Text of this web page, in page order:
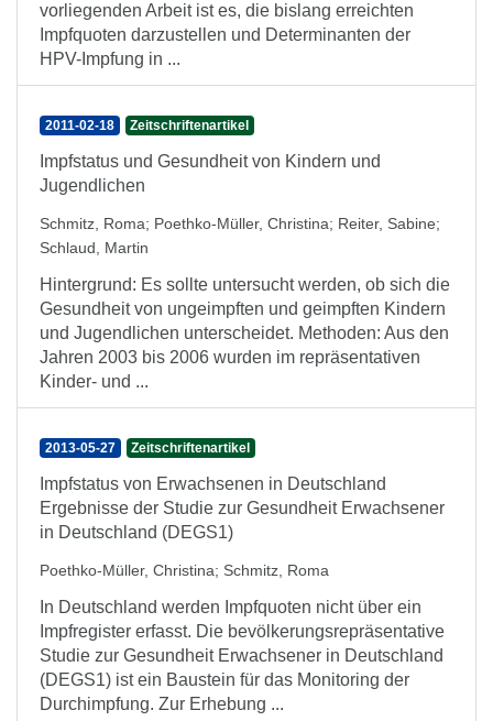
vorliegenden Arbeit ist es, die bislang erreichten
Impfquoten darzustellen und Determinanten der
HPV-Impfung in ...
2011-02-18 Zeitschriftenartikel
Impfstatus und Gesundheit von Kindern und
Jugendlichen
Schmitz, Roma; Poethko-Müller, Christina; Reiter, Sabine;
Schlaud, Martin
Hintergrund: Es sollte untersucht werden, ob sich die
Gesundheit von ungeimpften und geimpften Kindern
und Jugendlichen unterscheidet. Methoden: Aus den
Jahren 2003 bis 2006 wurden im repräsentativen
Kinder- und ...
2013-05-27 Zeitschriftenartikel
Impfstatus von Erwachsenen in Deutschland
Ergebnisse der Studie zur Gesundheit Erwachsener
in Deutschland (DEGS1)
Poethko-Müller, Christina; Schmitz, Roma
In Deutschland werden Impfquoten nicht über ein
Impfregister erfasst. Die bevölkerungsrepräsentative
Studie zur Gesundheit Erwachsener in Deutschland
(DEGS1) ist ein Baustein für das Monitoring der
Durchimpfung. Zur Erhebung ...